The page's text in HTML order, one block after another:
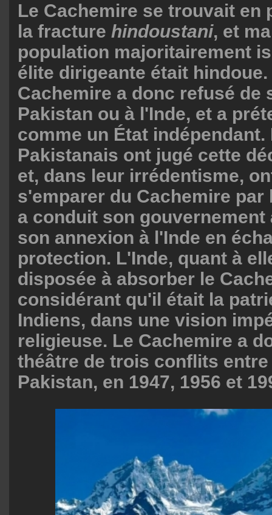
Le Cachemire se trouvait en
la fracture hindoustani, et
population majoritairement
élite dirigeante était
Cachemire a donc refusé de
Pakistan ou à l'Inde, et a
comme un État indépendant.
Pakistanais ont jugé cette
et, dans leur irrédentisme,
s'emparer du Cachemire par
a conduit son gouvernement
son annexion à l'Inde en
protection. L'Inde, quant à
disposée à absorber le
considérant qu'il était la
Indiens, dans une vision
religieuse. Le Cachemire a
théâtre de trois conflits entre
Pakistan, en 1947, 1956 et